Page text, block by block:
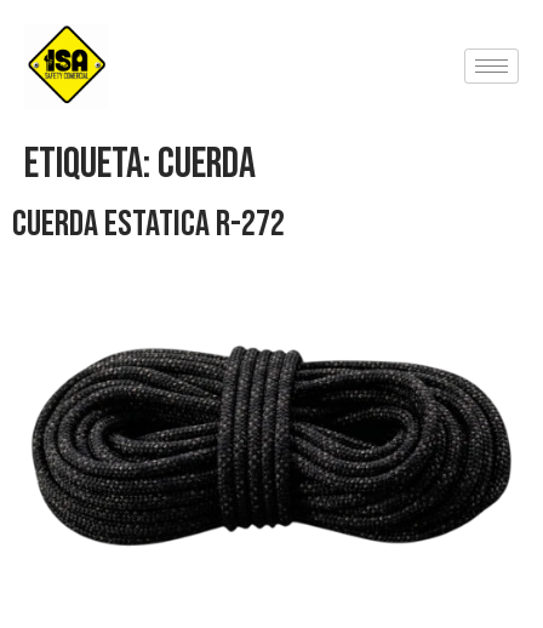
Etiqueta:Cuerda
Cuerda Estatica R-272